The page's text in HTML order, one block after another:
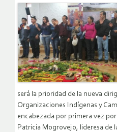
será la prioridad de la nueva
Organizaciones Indígenas y
encabezada por primera vez
Patricia Mogrovejo, lideresa de